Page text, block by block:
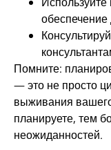
Помните:
— это не просто
выживания
планируете, тем
неожиданностей.